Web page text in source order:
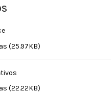
(25.97KB)
(22.22KB)